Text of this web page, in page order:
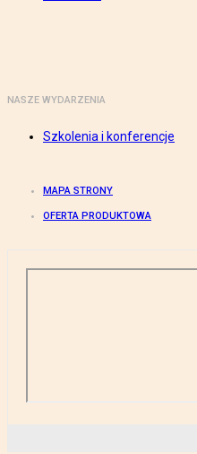
NASZE WYDARZENIA
Szkolenia i konferencje
MAPA STRONY
OFERTA PRODUKTOWA